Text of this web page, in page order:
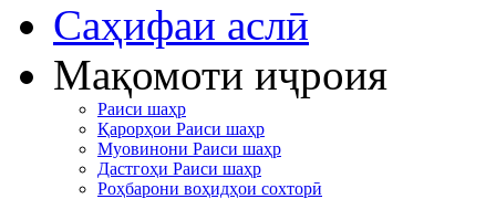
Cаҳифаи аслӣ
Мақомоти иҷроия
Раиси шаҳр
Қарорҳои Раиси шаҳр
Муовинони Раиси шаҳр
Дастгоҳи Раиси шаҳр
Роҳбарони воҳидҳои сохторӣ